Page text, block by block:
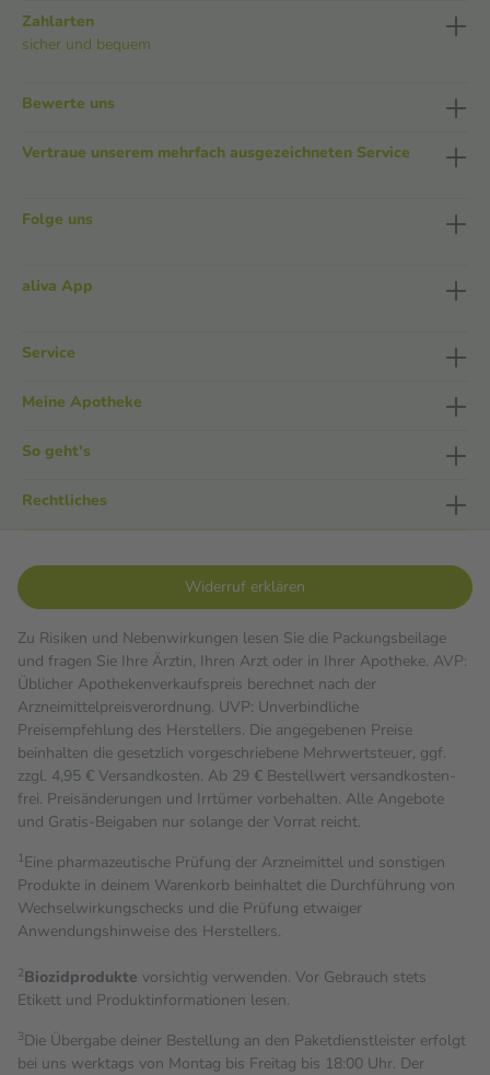
Zahlarten
sicher und bequem
Bewerte uns
Vertraue unserem mehrfach ausgezeichneten Service
Folge uns
aliva App
Service
Meine Apotheke
So geht's
Rechtliches
Widerruf erklären
Zu Risiken und Nebenwirkungen lesen Sie die Packungsbeilage
und fragen Sie Ihre Ärztin, Ihren Arzt oder in Ihrer Apotheke. AVP:
Üblicher Apothekenverkaufspreis berechnet nach der
Arzneimittelpreisverordnung. UVP: Unverbindliche
Preisempfehlung des Herstellers. Die angegebenen Preise
beinhalten die gesetzlich vorgeschriebene Mehrwertsteuer, ggf.
zzgl. 4,95 € Versandkosten. Ab 29 € Bestell­wert versand­kosten­
frei. Preisänderungen und Irrtümer vorbehalten. Alle Angebote
und Gratis-Beigaben nur solange der Vorrat reicht.
1Eine pharmazeutische Prüfung der Arzneimittel und sonstigen
Produkte in deinem Warenkorb beinhaltet die Durchführung von
Wechselwirkungschecks und die Prüfung etwaiger
Anwendungshinweise des Herstellers.
2Biozidprodukte vorsichtig verwenden. Vor Gebrauch stets
Etikett und Produktinformationen lesen.
3Die Übergabe deiner Bestellung an den Paketdienstleister erfolgt
bei uns werktags von Montag bis Freitag bis 18:00 Uhr. Der